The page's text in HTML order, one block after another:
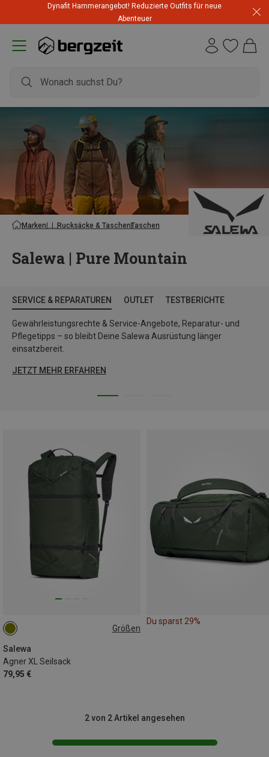
Dynafit Hammerangebot! Reduzierte Outfits für neue
Abenteuer
Marken Rucksäcke & TaschenTaschen
Salewa | Pure Mountain
SERVICE & REPARATUREN OUTLET TESTBERICHTE
Gewährleistungsrechte & Service-Angebote, Reparatur- und
Pflegetipps – so bleibt Deine Salewa Ausrüstung länger
einsatzbereit.
JETZT MEHR ERFAHREN
Größen
Salewa
Agner XL Seilsack
79,95 €
36L
Du sparst 29%
2 von 2 Artikel angesehen